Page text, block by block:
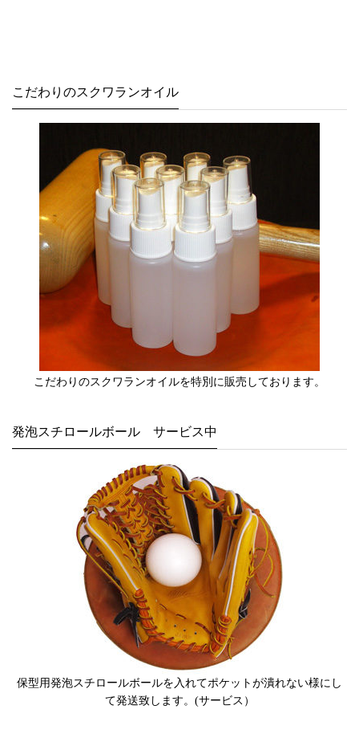
こだわりのスクワランオイル
こだわりのスクワランオイルを特別に販売しております。
発泡スチロールボール サービス中
保型用発泡スチロールボールを入れてポケットが潰れない様にし
て発送致します。(サービス）